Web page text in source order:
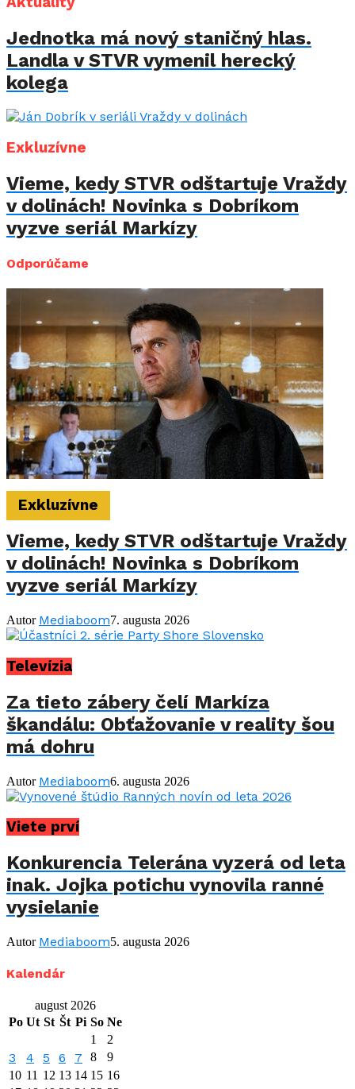
Jednotka má nový staničný hlas.
Landla v STVR vymenil herecký
kolega
Exkluzívne
Vieme, kedy STVR odštartuje Vraždy
v dolinách! Novinka s Dobríkom
vyzve seriál Markízy
Odporúčame
Exkluzívne
Vieme, kedy STVR odštartuje Vraždy
v dolinách! Novinka s Dobríkom
vyzve seriál Markízy
Autor Mediaboom7. augusta 2026
Televízia
Za tieto zábery čelí Markíza
škandálu: Obťažovanie v reality šou
má dohru
Autor Mediaboom6. augusta 2026
Viete prví
Konkurencia Telerána vyzerá od leta
inak. Jojka potichu vynovila ranné
vysielanie
Autor Mediaboom5. augusta 2026
Kalendár
august 2026
Po Ut St Št Pi So Ne
1
2
3 4 5 6 7 8
9
10 11 12 13 14 15 16